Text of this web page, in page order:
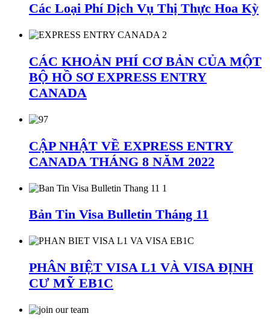
Các Loại Phí Dịch Vụ Thị Thực Hoa Kỳ
CÁC KHOẢN PHÍ CƠ BẢN CỦA MỘT
BỘ HỒ SƠ EXPRESS ENTRY
CANADA
CẬP NHẬT VỀ EXPRESS ENTRY
CANADA THÁNG 8 NĂM 2022
Bản Tin Visa Bulletin Tháng 11
PHÂN BIỆT VISA L1 VÀ VISA ĐỊNH
CƯ MỸ EB1C